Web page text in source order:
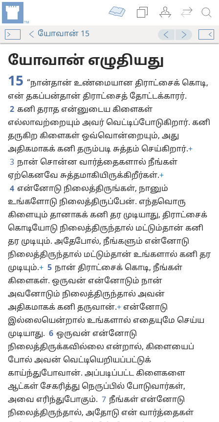
யோவான் 15
யோவான் எழுதியது
15 “நான்தான் உண்மையான திராட்சைக் கொடி,
என் தகப்பன்தான் திராட்சைத் தோட்டக்காரர்.
2 கனி தராத என்னுடைய கிளைகள்
எல்லாவற்றையும் அவர் வெட்டிப்போடுகிறார். கனி
தருகிற கிளைகள் ஒவ்வொன்றையும், அது
அதிகமாகக் கனி தரும்படி சுத்தம் செய்கிறார்.
3 நான் சொன்ன வார்த்தைகளால் நீங்கள்
ஏற்கெனவே சுத்தமாகியிருக்கிறீர்கள்.+
4 என்னோடு நிலைத்திருங்கள், நானும்
உங்களோடு நிலைத்திருப்பேன். எந்தவொரு
கிளையும் தானாகக் கனி தர முடியாது, திராட்சைக்
கொடியோடு நிலைத்திருந்தால் மட்டும்தான் கனி
தர முடியும். அதேபோல், நீங்களும் என்னோடு
நிலைத்திருந்தால் மட்டும்தான் உங்களால் கனி தர
முடியும்.+ 5 நான் திராட்சைக் கொடி, நீங்கள்
கிளைகள். ஒருவன் என்னோடும் நான்
அவனோடும் நிலைத்திருந்தால் அவன்
அதிகமாகக் கனி தருவான்.+என்னோடு
இல்லையென்றால் உங்களால் எதையுமே செய்ய
முடியாது. 6 ஒருவன் என்னோடு
நிலைத்திருக்கவில்லை என்றால், கிளையைப்
போல் அவன் வெட்டியெறியப்பட்டுக்
காய்ந்துபோவான். அப்படிப்பட்ட கிளைகளை
ஆட்கள் சேகரித்து நெருப்பில் போடுவார்கள்,
அவை எரிந்துபோகும். 7 நீங்கள் என்னோடு